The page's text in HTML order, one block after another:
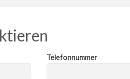
Telefonnummer